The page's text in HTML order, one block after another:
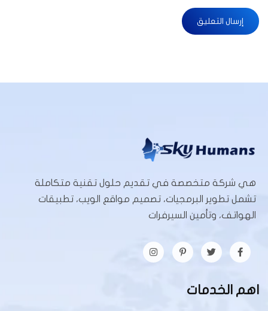
هي شركة متخصصة في تقديم حلول تقنية متكاملة
تشمل تطوير البرمجيات، تصميم مواقع الويب، تطبيقات
الهواتف، وتأمين السيرفرات
اهم الخدمات